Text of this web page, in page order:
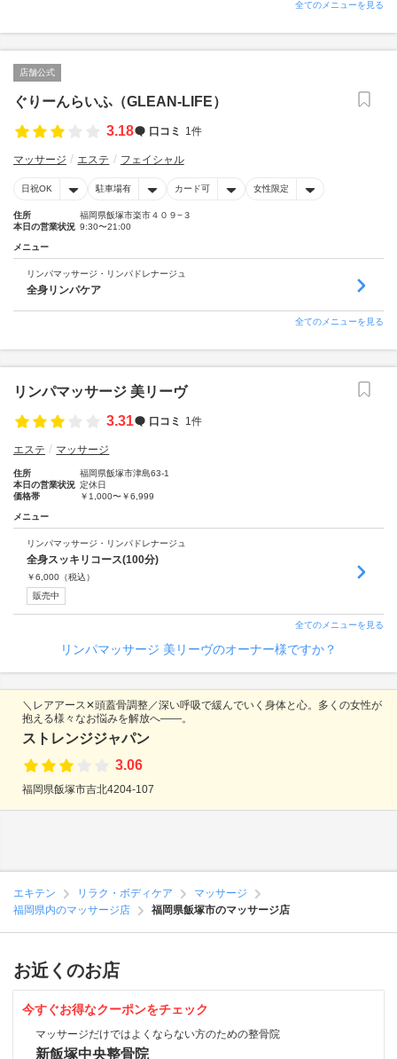
全てのメニューを見る
店舗公式
ぐりーんらいふ（GLEAN-LIFE）
3.18
口コミ 1件
マッサージ エステ フェイシャル
日祝OK 駐車場有 カード可 女性限定
住所
福岡県飯塚市楽市４０９−３
本日の営業状況 9:30〜21:00
メニュー
リンパマッサージ・リンパドレナージュ
全身リンパケア
全てのメニューを見る
リンパマッサージ 美リーヴ
3.31
口コミ 1件
エステ マッサージ
住所
福岡県飯塚市津島63-1
本日の営業状況 定休日
価格帯
￥1,000〜￥6,999
メニュー
リンパマッサージ・リンパドレナージュ
全身スッキリコース(100分)
￥6,000 （税込）
販売中
全てのメニューを見る
リンパマッサージ 美リーヴのオーナー様ですか？
＼レアアース✕頭蓋骨調整／深い呼吸で緩んでいく身体と心。多くの女性が
抱える様々なお悩みを解放へ——。
ストレンジジャパン
3.06
福岡県飯塚市吉北4204-107
エキテン リラク・ボディケア
マッサージ
福岡県内のマッサージ店
福岡県飯塚市のマッサージ店
お近くのお店
今すぐお得なクーポンをチェック
マッサージだけではよくならない方のための整骨院
新飯塚中央整骨院